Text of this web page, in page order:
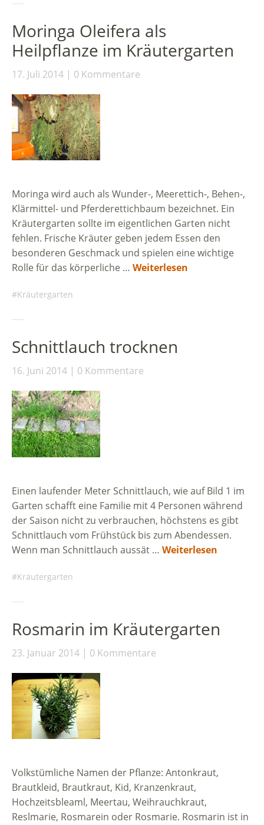
Moringa Oleifera als
Heilpflanze im Kräutergarten
17. Juli 2014 0 Kommentare
Moringa wird auch als Wunder-, Meerettich-, Behen-,
Klärmittel- und Pferderettichbaum bezeichnet. Ein
Kräutergarten sollte im eigentlichen Garten nicht
fehlen. Frische Kräuter geben jedem Essen den
besonderen Geschmack und spielen eine wichtige
Rolle für das körperliche … Weiterlesen
Kräutergarten
Schnittlauch trocknen
16. Juni 2014 0 Kommentare
Einen laufender Meter Schnittlauch, wie auf Bild 1 im
Garten schafft eine Familie mit 4 Personen während
der Saison nicht zu verbrauchen, höchstens es gibt
Schnittlauch vom Frühstück bis zum Abendessen.
Wenn man Schnittlauch aussät … Weiterlesen
Kräutergarten
Rosmarin im Kräutergarten
23. Januar 2014 0 Kommentare
Volkstümliche Namen der Pflanze: Antonkraut,
Brautkleid, Brautkraut, Kid, Kranzenkraut,
Hochzeitsbleaml, Meertau, Weihrauchkraut,
Reslmarie, Rosmarein oder Rosmarie. Rosmarin ist in